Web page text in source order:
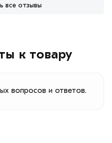
все отзывы
к товару
вопросов и ответов.